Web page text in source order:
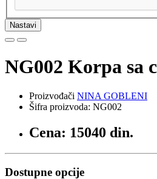
Nastavi
NG002 Korpa sa
Proizvođači NINA GOBLENI
Šifra proizvoda: NG002
Cena: 15040 din.
Dostupne opcije